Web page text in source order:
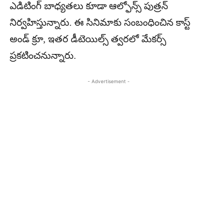
ఎడిటింగ్ బాధ్యతలు కూడా ఆల్ఫోన్స్ పుత్రన్
నిర్వహిస్తున్నారు. ఈ సినిమాకు సంబంధించిన కాస్ట్
అండ్ క్రూ, ఇతర డీటెయిల్స్ త్వరలో మేకర్స్
ప్రకటించనున్నారు.
- Advertisement -